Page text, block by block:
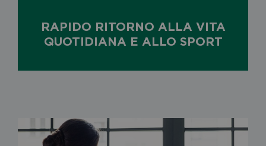
RAPIDO RITORNO ALLA VITA
QUOTIDIANA E ALLO SPORT